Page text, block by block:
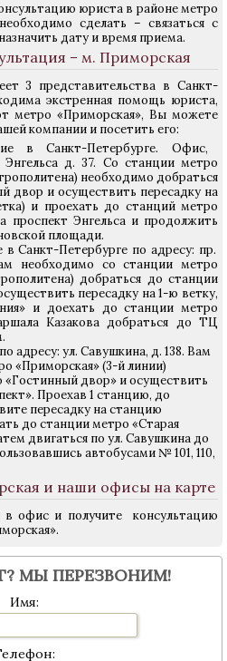
юриста в районе метро
сделать – связаться с
дату и время приема.
– м. Приморская
3 представительства в Санкт-
экстренная помощь юриста,
метро «Приморская», Вы можете
компании и посетить его:
в Санкт-Петербурге. Офис,
д. 37. Со станции метро
необходимо добраться
двор и осуществить пересадку на
и проехать до станций метро
проспект Энгельса и продолжить
площади.
Санкт-Петербурге по адресу: пр.
необходимо со станции метро
добраться до станции
пересадку на 1-ю ветку,
и доехать до станции метро
Казакова добраться до ТЦ
адресу: ул. Савушкина, д. 138. Вам
«Приморская» (3-й линии)
«Гостинный двор» и осуществить
Проехав 1 станцию, до
пересадку на станцию
до станции метро «Старая
двигаться по ул. Савушкина до
автобусами № 101, 110,
и наши офисы на карте
в офис и получите консультацию
МЫ ПЕРЕЗВОНИМ!
Имя: